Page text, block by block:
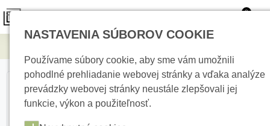
0
NASTAVENIA SÚBOROV COOKIE
Používame súbory cookie, aby sme vám umožnili
pohodlné prehliadanie webovej stránky a vďaka analýze
prevádzky webovej stránky neustále zlepšovali jej
funkcie, výkon a použiteľnosť.